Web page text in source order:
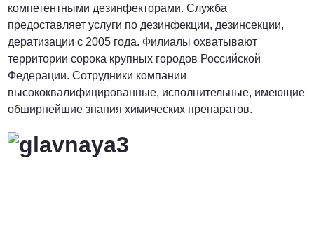
компетентными дезинфекторами. Служба
предоставляет услуги по дезинфекции, дезинсекции,
дератизации с 2005 года. Филиалы охватывают
территории сорока крупных городов Российской
Федерации. Сотрудники компании
высококвалифицированные, исполнительные, имеющие
обширнейшие знания химических препаратов.